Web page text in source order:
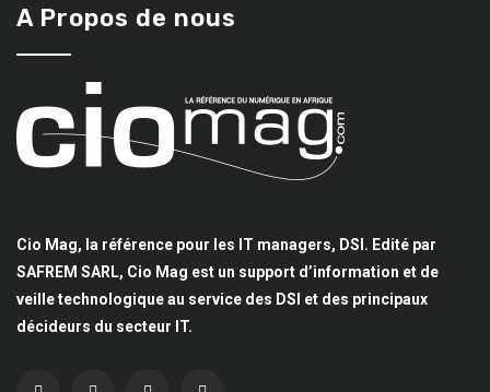
A Propos de nous
Cio Mag, la référence pour les IT managers, DSI. Edité par
SAFREM SARL, Cio Mag est un support d’information et de
veille technologique au service des DSI et des principaux
décideurs du secteur IT.